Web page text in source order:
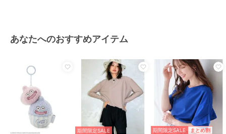
あなたへのおすすめアイテム
期間限定SALE 期間限定SALE まとめ割